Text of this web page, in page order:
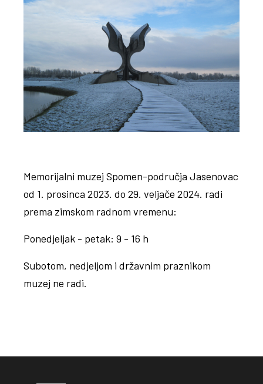
Memorijalni muzej Spomen-područja Jasenovac
od 1. prosinca 2023. do 29. veljače 2024. radi
prema zimskom radnom vremenu:
Ponedjeljak - petak: 9 - 16 h
Subotom, nedjeljom i državnim praznikom
muzej ne radi.